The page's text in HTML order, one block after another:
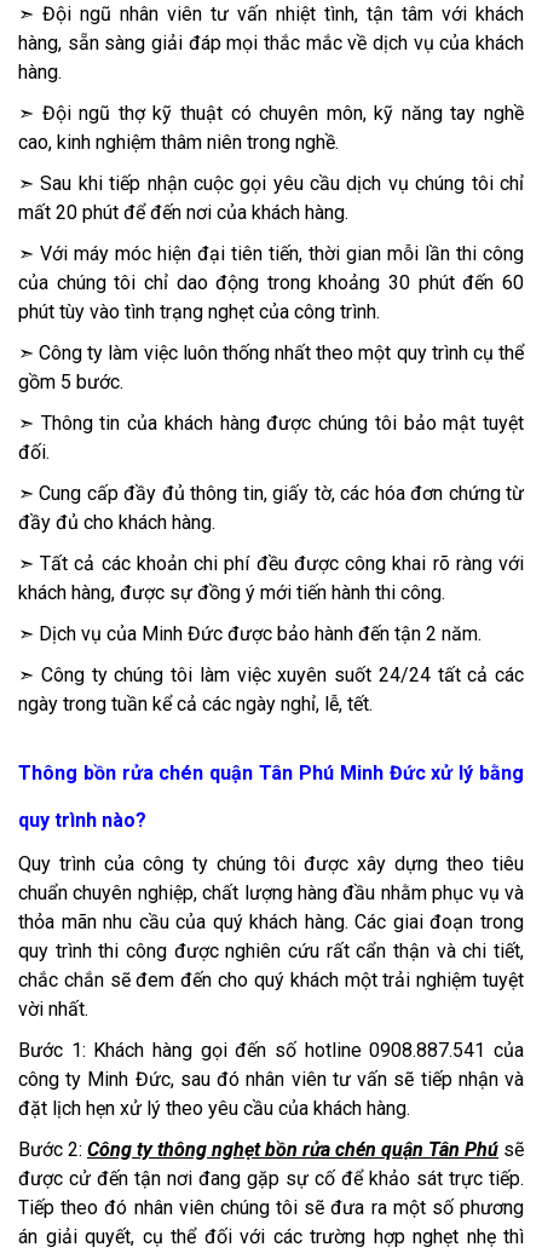
➣ Đội ngũ nhân viên tư vấn nhiệt tình, tận tâm với khách
hàng, sẵn sàng giải đáp mọi thắc mắc về dịch vụ của khách
hàng.
➣ Đội ngũ thợ kỹ thuật có chuyên môn, kỹ năng tay nghề
cao, kinh nghiệm thâm niên trong nghề.
➣ Sau khi tiếp nhận cuộc gọi yêu cầu dịch vụ chúng tôi chỉ
mất 20 phút để đến nơi của khách hàng.
➣ Với máy móc hiện đại tiên tiến, thời gian mỗi lần thi công
của chúng tôi chỉ dao động trong khoảng 30 phút đến 60
phút tùy vào tình trạng nghẹt của công trình.
➣ Công ty làm việc luôn thống nhất theo một quy trình cụ thể
gồm 5 bước.
➣ Thông tin của khách hàng được chúng tôi bảo mật tuyệt
đối.
➣ Cung cấp đầy đủ thông tin, giấy tờ, các hóa đơn chứng từ
đầy đủ cho khách hàng.
➣ Tất cả các khoản chi phí đều được công khai rõ ràng với
khách hàng, được sự đồng ý mới tiến hành thi công.
➣ Dịch vụ của Minh Đức được bảo hành đến tận 2 năm.
➣ Công ty chúng tôi làm việc xuyên suốt 24/24 tất cả các
ngày trong tuần kể cả các ngày nghỉ, lễ, tết.
Thông bồn rửa chén quận Tân Phú Minh Đức xử lý bằng
quy trình nào?
Quy trình của công ty chúng tôi được xây dựng theo tiêu
chuẩn chuyên nghiệp, chất lượng hàng đầu nhằm phục vụ và
thỏa mãn nhu cầu của quý khách hàng. Các giai đoạn trong
quy trình thi công được nghiên cứu rất cẩn thận và chi tiết,
chắc chắn sẽ đem đến cho quý khách một trải nghiệm tuyệt
vời nhất.
Bước 1: Khách hàng gọi đến số hotline 0908.887.541 của
công ty Minh Đức, sau đó nhân viên tư vấn sẽ tiếp nhận và
đặt lịch hẹn xử lý theo yêu cầu của khách hàng.
Bước 2: Công ty thông nghẹt bồn rửa chén quận Tân Phú sẽ
được cử đến tận nơi đang gặp sự cố để khảo sát trực tiếp.
Tiếp theo đó nhân viên chúng tôi sẽ đưa ra một số phương
án giải quyết, cụ thể đối với các trường hợp nghẹt nhẹ thì